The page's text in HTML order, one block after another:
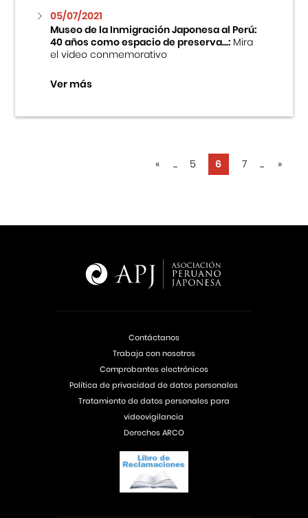
05/07/2021
Museo de la Inmigración Japonesa al Perú:
40 años como espacio de preserva...:Mira
el video conmemorativo
Ver más
« ... 5 6 7 ... »
Contáctanos
Trabaja con nosotros
Comprobantes electrónicos
Política de privacidad de datos personales
Tratamiento de datos personales para
videovigilancia
Derechos ARCO